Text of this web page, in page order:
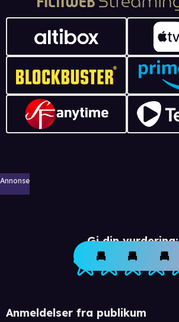
Annonse
Gi din vurdering:
Anmeldelser fra publikum